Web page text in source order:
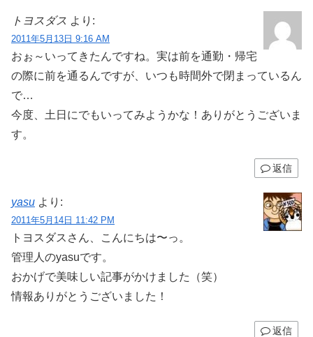
トヨスダス より:
2011年5月13日 9:16 AM
おぉ～いってきたんですね。実は前を通勤・帰宅
の際に前を通るんですが、いつも時間外で閉まっているん
で…
今度、土日にでもいってみようかな！ありがとうございま
す。
返信
yasu より:
2011年5月14日 11:42 PM
トヨスダスさん、こんにちは〜っ。
管理人のyasuです。
おかげで美味しい記事がかけました（笑）
情報ありがとうございました！
返信